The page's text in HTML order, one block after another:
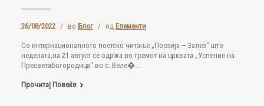
26/08/2022 / во Блог / од Елементи
Со интернационалното поетско читање „Поезија ‒ Залез“ што
неделата,на 21 август се одржа во тремот на црквата „Успение на
ПресветаБогородица“ во с. Веле�...
Прочитај Повеќе